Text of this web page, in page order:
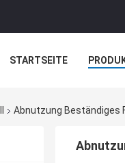
STARTSEITE
Abnutzung Beständiges